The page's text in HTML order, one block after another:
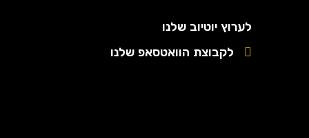
לערוץ יוטיוב שלנו
לקבוצת הוואטסאפ שלנו